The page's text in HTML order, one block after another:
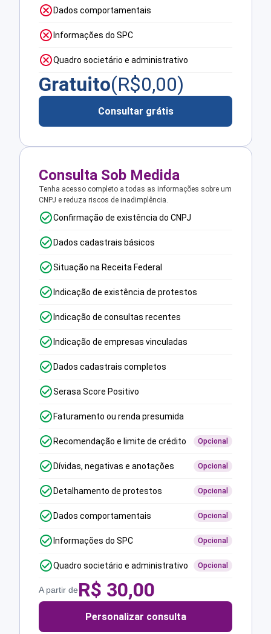
Dados comportamentais
Informações do SPC
Quadro societário e administrativo
Gratuito(R$0,00)
Consultar grátis
Consulta Sob Medida
Tenha acesso completo a todas as informações sobre um
CNPJ e reduza riscos de inadimplência.
Confirmação de existência do CNPJ
Dados cadastrais básicos
Situação na Receita Federal
Indicação de existência de protestos
Indicação de consultas recentes
Indicação de empresas vinculadas
Dados cadastrais completos
Serasa Score Positivo
Faturamento ou renda presumida
Recomendação e limite de crédito Opcional
Dívidas, negativas e anotações Opcional
Detalhamento de protestos Opcional
Dados comportamentais Opcional
Informações do SPC Opcional
Quadro societário e administrativo Opcional
A partir deR$ 30,00
Personalizar consulta